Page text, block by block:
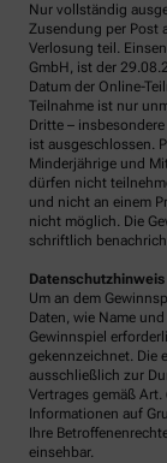
Nur vollständig
Zusendung per Post
Verlosung teil.
GmbH, ist der
Datum der Online-
Teilnahme ist nur
Dritte –
ist ausgeschlossen.
Minderjährige und
dürfen nicht
und nicht an einem
nicht möglich. Die
schriftlich
Datenschutzhinweis
Um an dem
Daten, wie Name
Gewinnspiel
gekennzeichnet. Die
ausschließlich zur
Vertrages gemäß Art.
Informationen auf
Ihre
einsehbar.